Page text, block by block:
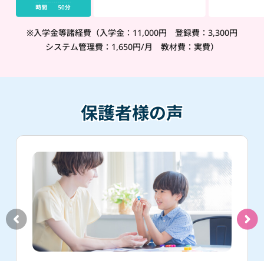
※入学金等諸経費（入学金：11,000円 登録費：3,300円
システム管理費：1,650円/月 教材費：実費）
保護者様の声